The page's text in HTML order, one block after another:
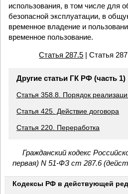
использования, в том числе для
безопасной эксплуатации, в
временное владение и
временное пользование.
Статья 287.5 | Статья
Другие статьи ГК РФ (часть 1)
Статья 358.8. Порядок
Статья 425. Действие договора
Статья 220. Переработка
Гражданский кодекс
первая) N 51-ФЗ ст 287.6
Кодексы РФ в действующей